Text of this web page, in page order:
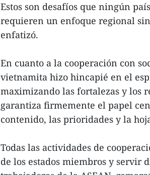
Estos son desafíos que ningún
requieren un enfoque regional
enfatizó.
En cuanto a la cooperación con
vietnamita hizo hincapié en el
maximizando las fortalezas y los
garantiza firmemente el papel
contenido, las prioridades y la
Todas las actividades de
de los estados miembros y servir